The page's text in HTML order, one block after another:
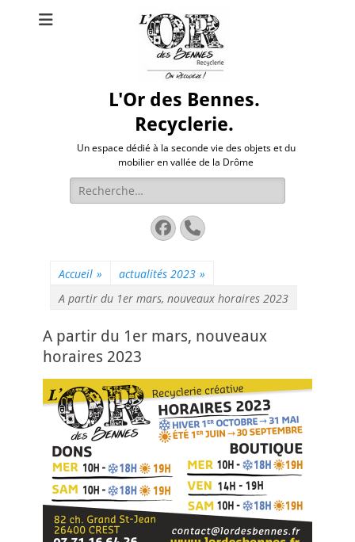
L'Or des Bennes.
Recyclerie.
Un espace dédié à la seconde vie des objets et du
mobilier en vallée de la Drôme
Rechercher :
Facebook
Tél
Accueil » actualités 2023 »
A partir du 1er mars, nouveaux horaires 2023
A partir du 1er mars, nouveaux
horaires 2023